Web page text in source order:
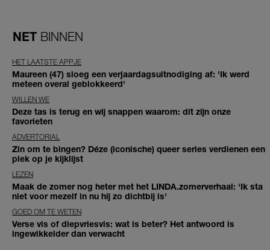
NET BINNEN
HET LAATSTE APPJE
Maureen (47) sloeg een verjaardagsuitnodiging af: 'Ik werd
meteen overal geblokkeerd'
WILLEN WE
Deze tas is terug en wij snappen waarom: dít zijn onze
favorieten
ADVERTORIAL
Zin om te bingen? Déze (iconische) queer series verdienen een
plek op je kijklijst
LEZEN
Maak de zomer nog heter met het LINDA.zomerverhaal: 'Ik sta
niet voor mezelf in nu hij zo dichtbij is'
GOED OM TE WETEN
Verse vis of diepvriesvis: wat is beter? Het antwoord is
ingewikkelder dan verwacht